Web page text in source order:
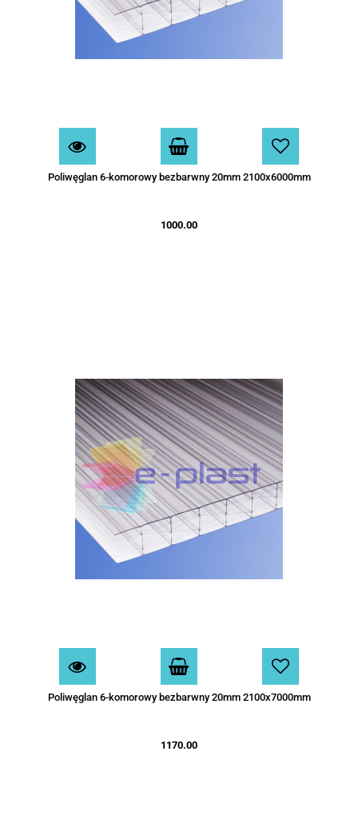
Poliwęglan 6-komorowy bezbarwny 20mm 2100x6000mm
1000.00
Poliwęglan 6-komorowy bezbarwny 20mm 2100x7000mm
1170.00